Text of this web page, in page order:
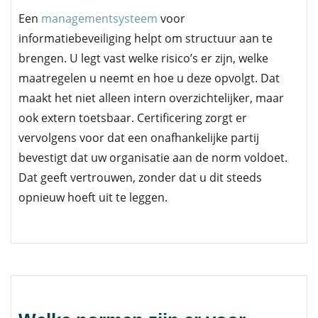
Een managementsysteem voor
informatiebeveiliging helpt om structuur aan te
brengen. U legt vast welke risico’s er zijn, welke
maatregelen u neemt en hoe u deze opvolgt. Dat
maakt het niet alleen intern overzichtelijker, maar
ook extern toetsbaar. Certificering zorgt er
vervolgens voor dat een onafhankelijke partij
bevestigt dat uw organisatie aan de norm voldoet.
Dat geeft vertrouwen, zonder dat u dit steeds
opnieuw hoeft uit te leggen.